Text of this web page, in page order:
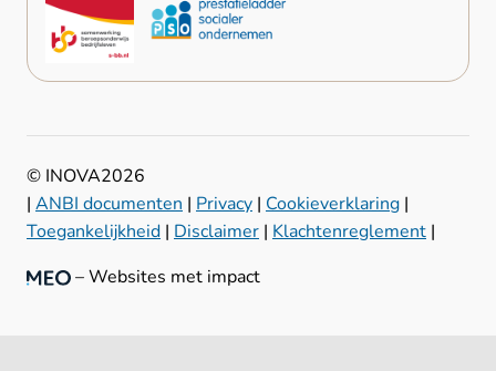
© INOVA2026
| ANBI documenten | Privacy | Cookieverklaring |
Toegankelijkheid | Disclaimer | Klachtenreglement |
– Websites met impact